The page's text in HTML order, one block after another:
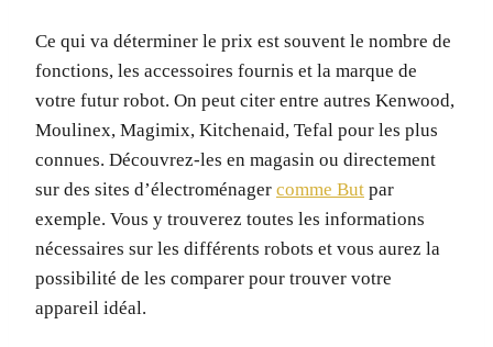
Ce qui va déterminer le prix est souvent le nombre de
fonctions, les accessoires fournis et la marque de
votre futur robot. On peut citer entre autres Kenwood,
Moulinex, Magimix, Kitchenaid, Tefal pour les plus
connues. Découvrez-les en magasin ou directement
sur des sites d’électroménager comme But par
exemple. Vous y trouverez toutes les informations
nécessaires sur les différents robots et vous aurez la
possibilité de les comparer pour trouver votre
appareil idéal.